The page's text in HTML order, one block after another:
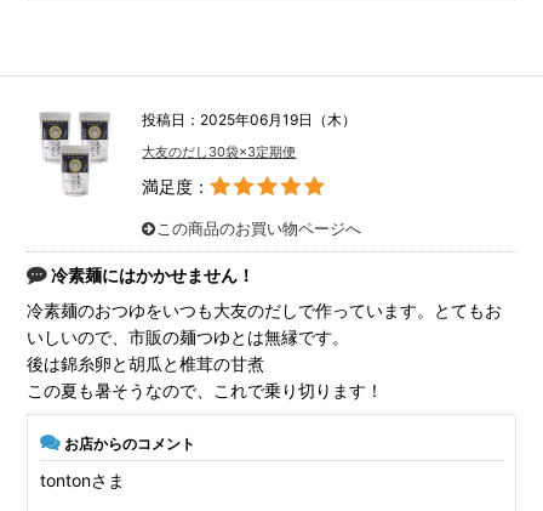
投稿日：2025年06月19日（木）
大友のだし30袋×3定期便
満足度：
この商品のお買い物ページへ
冷素麺にはかかせません！
冷素麺のおつゆをいつも大友のだしで作っています。とてもお
いしいので、市販の麺つゆとは無縁です。
後は錦糸卵と胡瓜と椎茸の甘煮
この夏も暑そうなので、これで乗り切ります！
お店からのコメント
tontonさま